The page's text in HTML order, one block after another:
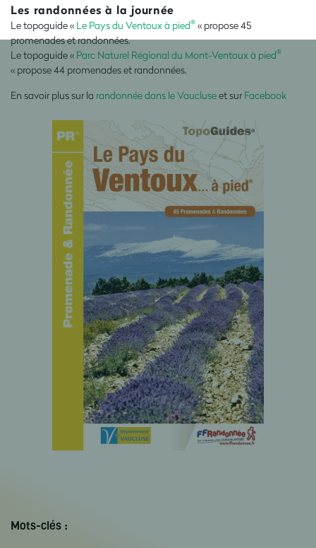
Les randonnées à la journée
Le topoguide « Le Pays du Ventoux à pied® « propose 45
promenades et randonnées.
Le topoguide « Parc Naturel Régional du Mont-Ventoux à pied®
« propose 44 promenades et randonnées.
En savoir plus sur la randonnée dans le Vaucluseet sur Facebook
Mots-clés :